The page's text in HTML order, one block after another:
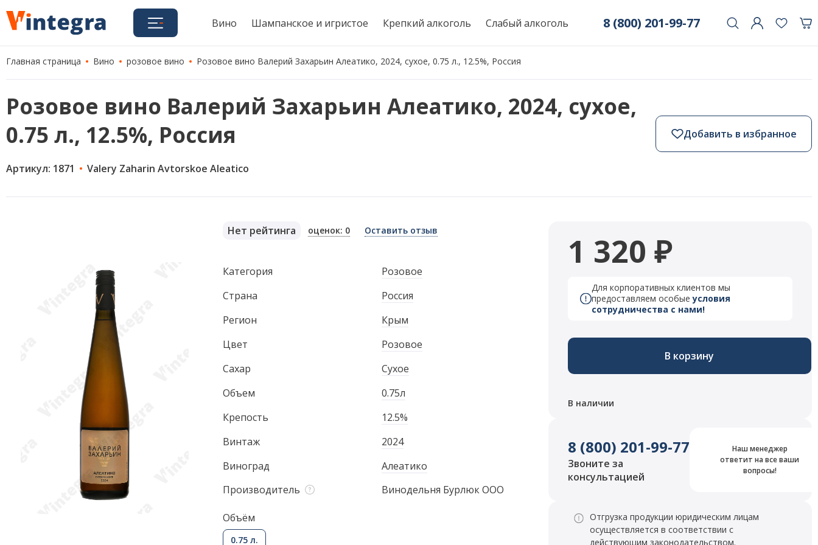
Вино Шампанское и игристое Крепкий алкоголь Слабый алкоголь 8 (800) 201-99-77
Главная страница Вино розовое вино Розовое вино Валерий Захарьин Алеатико, 2024, сухое, 0.75 л., 12.5%, Россия
Розовое вино Валерий Захарьин Алеатико, 2024, сухое,
0.75 л., 12.5%, Россия
Артикул: 1871 Valery Zaharin Avtorskoe Aleatico
Добавить в избранное
Нет рейтинга оценок: 0 Оставить отзыв
Категория
Розовое
Страна
Россия
Регион
Крым
Цвет
Розовое
Сахар
Сухое
Объем
0.75л
Крепость
12.5%
Винтаж
2024
Виноград
Алеатико
Производитель
Винодельня Бурлюк ООО
Объём
0.75 л.
1 320 ₽
Для корпоративных клиентов мы
предоставляем особыеусловия
сотрудничества с нами!
В корзину
В наличии
8 (800) 201-99-77
Звоните за
консультацией
Наш менеджер
ответит на все ваши
вопросы!
Отгрузка продукции юридическим лицам
осуществляется в соответствии с
действующим законодательством.